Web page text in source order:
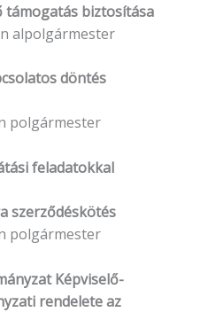
támogatás biztosítása
döntés
feladatokkal
szerződéskötés
Képviselő-
rendelete az